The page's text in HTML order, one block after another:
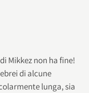
Mikkez non ha fine!
di alcune
lunga, sia